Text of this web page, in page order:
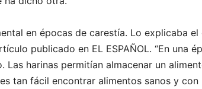
en épocas de carestía. Lo explicaba
publicado en EL ESPAÑOL. “En una
harinas permitían almacenar un
tan fácil encontrar alimentos sanos y